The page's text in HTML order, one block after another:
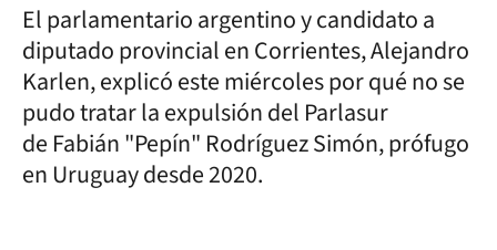
El parlamentario argentino y candidato a
diputado provincial en Corrientes, Alejandro
Karlen, explicó este miércoles por qué no se
pudo tratar la expulsión del Parlasur
de Fabián "Pepín" Rodríguez Simón, prófugo
en Uruguay desde 2020.